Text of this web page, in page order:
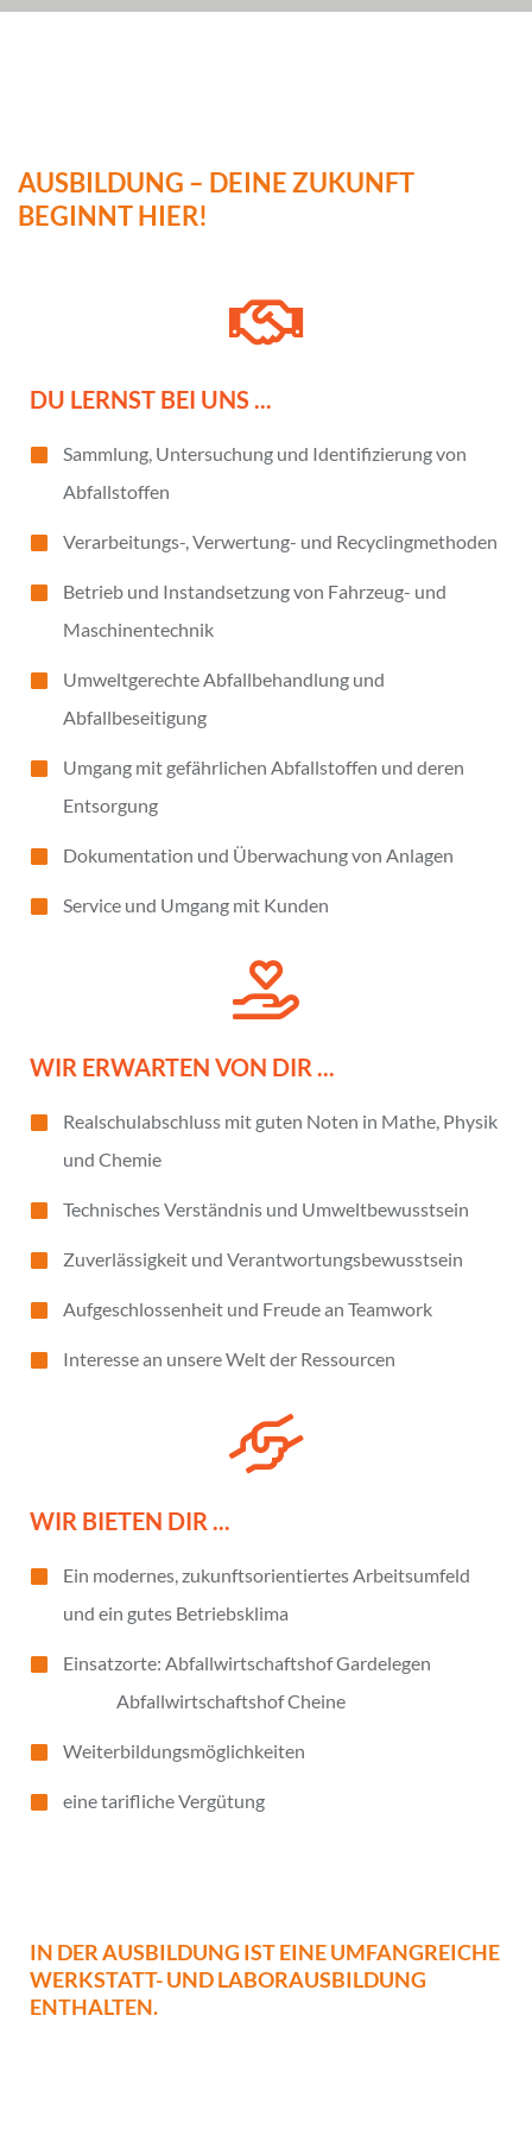
AUSBILDUNG – DEINE ZUKUNFT
BEGINNT HIER!
DU LERNST BEI UNS ...
Sammlung, Untersuchung und Identifizierung von
Abfallstoffen
Verarbeitungs-, Verwertung- und Recyclingmethoden
Betrieb und Instandsetzung von Fahrzeug- und
Maschinentechnik
Umweltgerechte Abfallbehandlung und
Abfallbeseitigung
Umgang mit gefährlichen Abfallstoffen und deren
Entsorgung
Dokumentation und Überwachung von Anlagen
Service und Umgang mit Kunden
WIR ERWARTEN VON DIR ...
Realschulabschluss mit guten Noten in Mathe, Physik
und Chemie
Technisches Verständnis und Umweltbewusstsein
Zuverlässigkeit und Verantwortungsbewusstsein
Aufgeschlossenheit und Freude an Teamwork
Interesse an unsere Welt der Ressourcen
WIR BIETEN DIR ...
Ein modernes, zukunftsorientiertes Arbeitsumfeld
und ein gutes Betriebsklima
Einsatzorte: Abfallwirtschaftshof Gardelegen
Abfallwirtschaftshof Cheine
Weiterbildungsmöglichkeiten
eine tarifliche Vergütung
IN DER AUSBILDUNG IST EINE UMFANGREICHE
WERKSTATT- UND LABORAUSBILDUNG
ENTHALTEN.